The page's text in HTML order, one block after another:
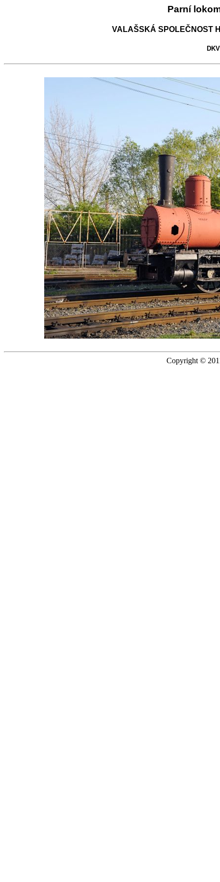
Parní
VALAŠSKÁ SPOLEČNOST
Copyright ©